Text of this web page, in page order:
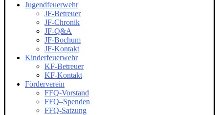
Jugendfeuerwehr
JF-Betreuer
JF-Chronik
JF-Q&A
JF-Bochum
JF-Kontakt
Kinderfeuerwehr
KF-Betreuer
KF-Kontakt
Förderverein
FFQ-Vorstand
FFQ–Spenden
FFQ-Satzung